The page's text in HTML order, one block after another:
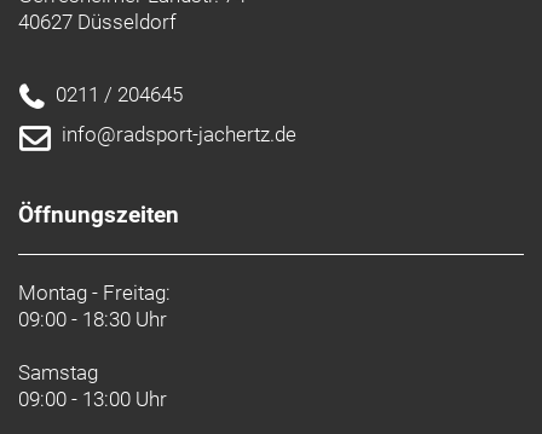
Rahmenmaterial: Carbon
Anzahl Gänge: 1
Maven Bronze hydraulische 4-Kolben-
Scheibenbremse
Max. Bremsscheibendu
40627 Düsseldorf
0211 / 204645
info@radsport-jachertz.de
Öffnungszeiten
Montag - Freitag:
09:00 - 18:30 Uhr
Samstag
09:00 - 13:00 Uhr